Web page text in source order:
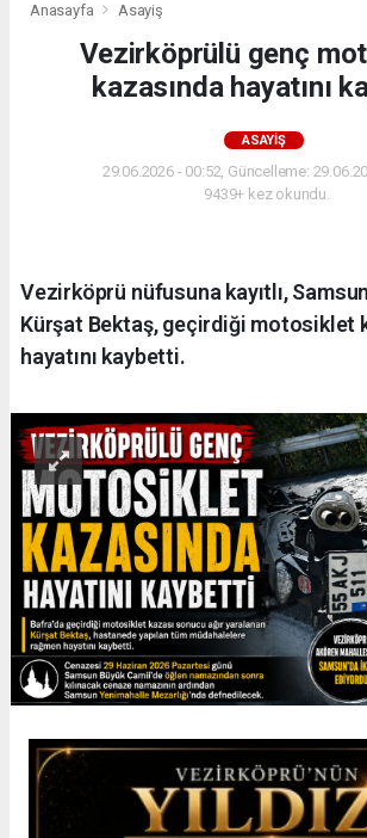
Anasayfa Asayiş
Vezirköprülü genç
kazasında hayatını
ASAYIŞ
29.06.2026 - 00:52, Güncelleme:
9439+ kez okundu.
Vezirköprü nüfusuna kayıtlı,
Kürşat Bektaş, geçirdiği motosiklet
hayatını kaybetti.